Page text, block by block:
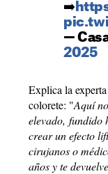
➡️
—
2025
Explica la
colorete: "Aquí
elevado, fundido
crear un efecto
cirujanos o
años y te